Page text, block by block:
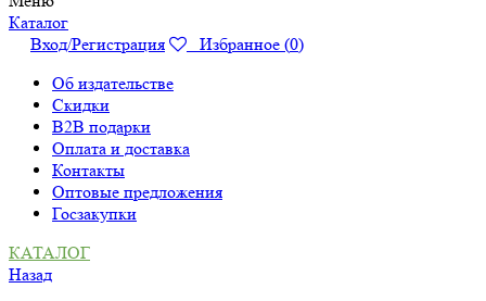
Каталог
Вход/Регистрация
Избранное (0)
Об издательстве
Скидки
B2B подарки
Оплата и доставка
Контакты
Оптовые предложения
Госзакупки
КАТАЛОГ
Назад